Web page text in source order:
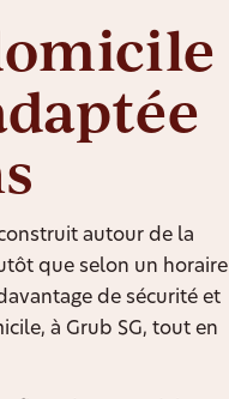
autour de la
que selon un horaire
de sécurité et
à Grub SG, tout en